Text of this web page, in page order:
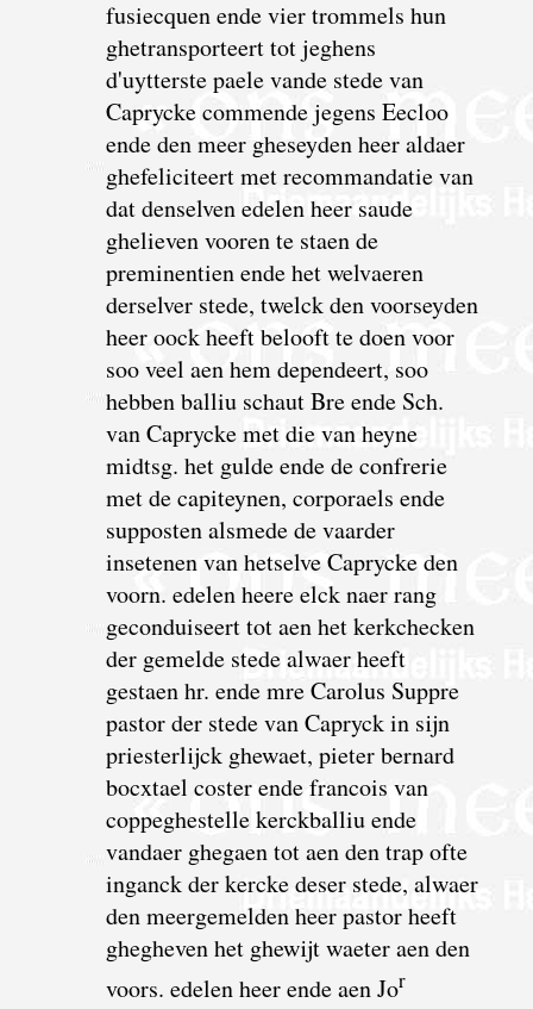
fusiecquen ende vier trommels hun
ghetransporteert tot jeghens
d'uytterste paele vande stede van
Caprycke commende jegens Eecloo
ende den meer gheseyden heer aldaer
ghefeliciteert met recommandatie van
dat denselven edelen heer saude
ghelieven vooren te staen de
preminentien ende het welvaeren
derselver stede, twelck den voorseyden
heer oock heeft belooft te doen voor
soo veel aen hem dependeert, soo
hebben balliu schaut Bre ende Sch.
van Caprycke met die van heyne
midtsg. het gulde ende de confrerie
met de capiteynen, corporaels ende
supposten alsmede de vaarder
insetenen van hetselve Caprycke den
voorn. edelen heere elck naer rang
geconduiseert tot aen het kerkchecken
der gemelde stede alwaer heeft
gestaen hr. ende mre Carolus Suppre
pastor der stede van Capryck in sijn
priesterlijck ghewaet, pieter bernard
bocxtael coster ende francois van
coppeghestelle kerckballiu ende
vandaer ghegaen tot aen den trap ofte
inganck der kercke deser stede, alwaer
den meergemelden heer pastor heeft
ghegheven het ghewijt waeter aen den
voors. edelen heer ende aen Jor